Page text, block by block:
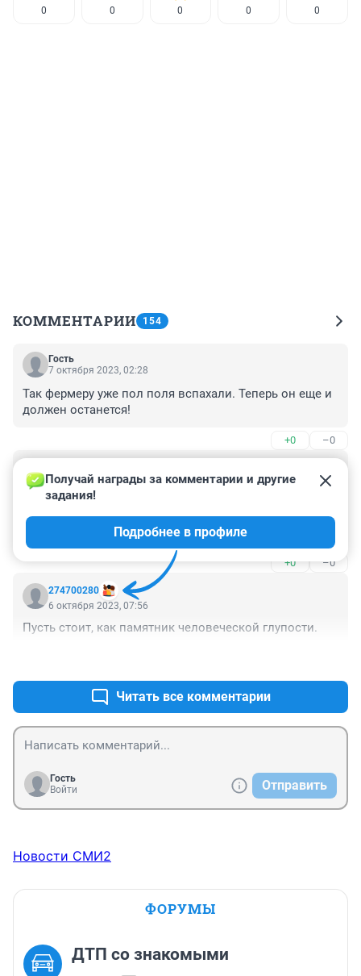
0 0 0 0 0
КОММЕНТАРИИ 154
Гость
7 октября 2023, 02:28
Так фермеру уже пол поля вспахали. Теперь он еще и
должен останется!
+0 –0
6 октября 2023, 14:57
Баро это давление, боро это отверстие - двигатели
осматриваются через специальные отверстия в
статоре бОроскопом. А специалисты хреновые - лет
20 назад делал инспекцию таких же двигателей после
выкатывания самолёта во Внуково с ВПП в сторону
метров на 20-30 всего - двигатель первый
оказавшийся над грунтом разработчик забраковал - в
таких случаях страдает система охлаждения лопаток
турбины - лопатки сгорают
+0 –0
274700280
Получай награды за комментарии и другие
задания!
Подробнее в профиле
6 октября 2023, 07:56
Пусть стоит, как памятник человеческой глупости.
Читать все комментарии
Гость
Войти
Отправить
Новости СМИ2
ФОРУМЫ
ДТП со знакомыми